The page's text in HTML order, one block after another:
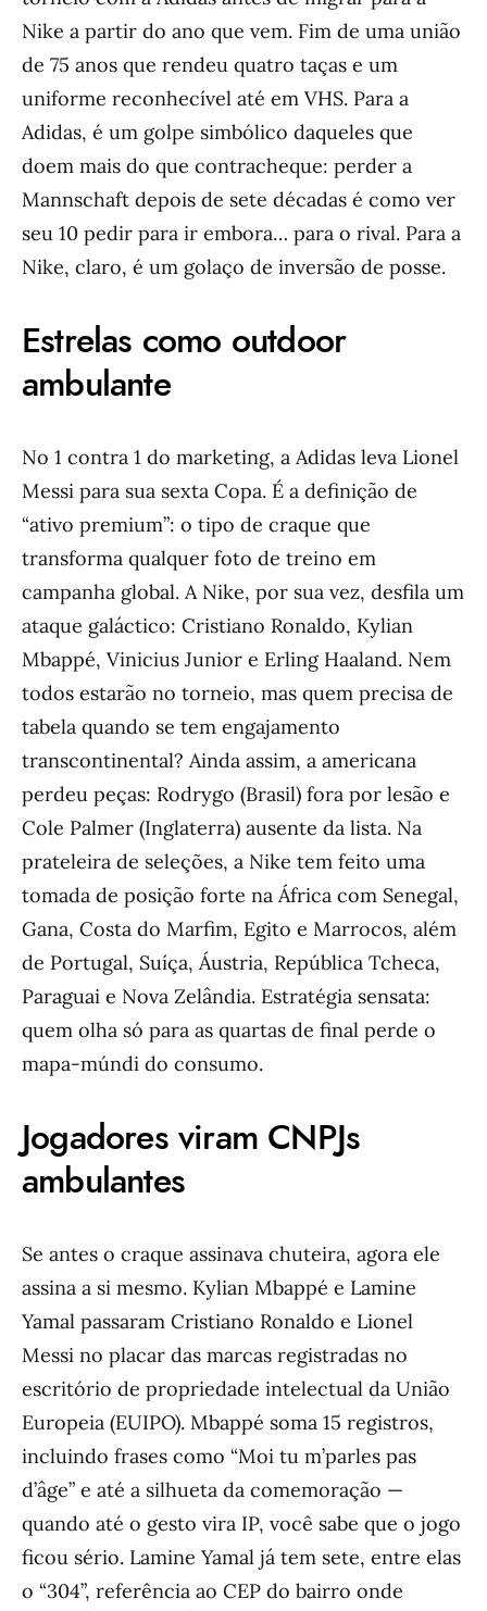
Nike a partir do ano que vem. Fim de uma união
de 75 anos que rendeu quatro taças e um
uniforme reconhecível até em VHS. Para a
Adidas, é um golpe simbólico daqueles que
doem mais do que contracheque: perder a
Mannschaft depois de sete décadas é como ver
seu 10 pedir para ir embora… para o rival. Para a
Nike, claro, é um golaço de inversão de posse.
Estrelas como outdoor
ambulante
No 1 contra 1 do marketing, a Adidas leva Lionel
Messi para sua sexta Copa. É a definição de
“ativo premium”: o tipo de craque que
transforma qualquer foto de treino em
campanha global. A Nike, por sua vez, desfila um
ataque galáctico: Cristiano Ronaldo, Kylian
Mbappé, Vinicius Junior e Erling Haaland. Nem
todos estarão no torneio, mas quem precisa de
tabela quando se tem engajamento
transcontinental? Ainda assim, a americana
perdeu peças: Rodrygo (Brasil) fora por lesão e
Cole Palmer (Inglaterra) ausente da lista. Na
prateleira de seleções, a Nike tem feito uma
tomada de posição forte na África com Senegal,
Gana, Costa do Marfim, Egito e Marrocos, além
de Portugal, Suíça, Áustria, República Tcheca,
Paraguai e Nova Zelândia. Estratégia sensata:
quem olha só para as quartas de final perde o
mapa-múndi do consumo.
Jogadores viram CNPJs
ambulantes
Se antes o craque assinava chuteira, agora ele
assina a si mesmo. Kylian Mbappé e Lamine
Yamal passaram Cristiano Ronaldo e Lionel
Messi no placar das marcas registradas no
escritório de propriedade intelectual da União
Europeia (EUIPO). Mbappé soma 15 registros,
incluindo frases como “Moi tu m’parles pas
d’âge” e até a silhueta da comemoração —
quando até o gesto vira IP, você sabe que o jogo
ficou sério. Lamine Yamal já tem sete, entre elas
o “304”, referência ao CEP do bairro onde